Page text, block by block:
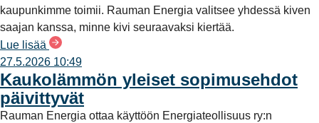
kaupunkimme toimii. Rauman Energia valitsee yhdessä kiven
saajan kanssa, minne kivi seuraavaksi kiertää.
Lue lisää
27.5.2026 10:49
Kaukolämmön yleiset sopimusehdot
päivittyvät
Rauman Energia ottaa käyttöön Energiateollisuus ry:n